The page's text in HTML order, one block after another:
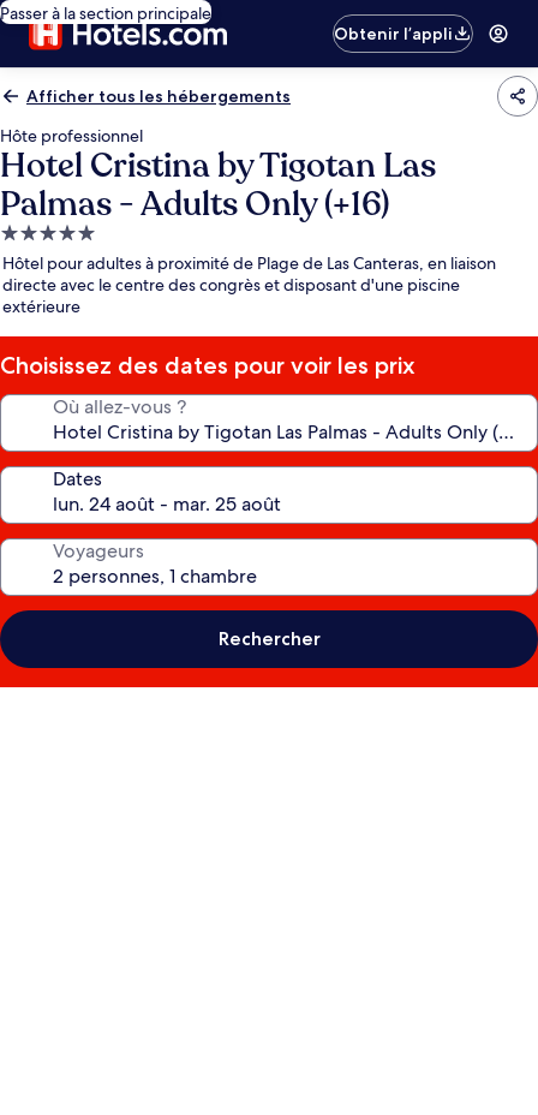
Passer à la section principale
Obtenir l’appli
Afficher tous les hébergements
Hôte professionnel
Hotel Cristina by Tigotan Las
Palmas - Adults Only (+16)
Hébergement
5.0 étoiles
Hôtel pour adultes à proximité de Plage de Las Canteras, en liaison
directe avec le centre des congrès et disposant d'une piscine
extérieure
Choisissez des dates pour voir les prix
Où allez-vous ?
Dates
Voyageurs
Rechercher